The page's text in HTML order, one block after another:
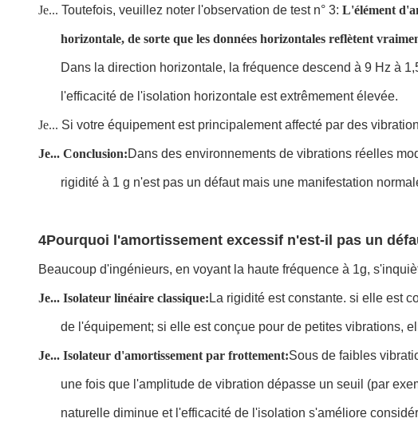
Je... Toutefois, veuillez noter l'observation de test n° 3: L'élément
horizontale, de sorte que les données horizontales reflètent
Dans la direction horizontale, la fréquence descend à 9 Hz à
l'efficacité de l'isolation horizontale est extrêmement élevée.
Je... Si votre équipement est principalement affecté par des
Je... Conclusion:Dans des environnements de vibrations réelles
rigidité à 1 g n'est pas un défaut mais une manifestation
4Pourquoi l'amortissement excessif n'est-il pas un
Beaucoup d'ingénieurs, en voyant la haute fréquence à 1g,
Je... Isolateur linéaire classique: La rigidité est constante. si elle est
de l'équipement; si elle est conçue pour de petites vibrations,
Je... Isolateur d'amortissement par frottement:Sous de faibles
une fois que l'amplitude de vibration dépasse un seuil (par
naturelle diminue et l'efficacité de l'isolation s'améliore